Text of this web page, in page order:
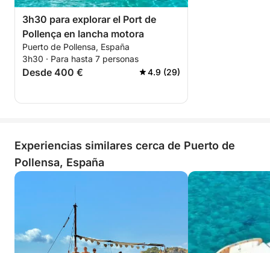
3h30 para explorar el Port de
Pollença en lancha motora
Puerto de Pollensa, España
3h30 · Para hasta 7 personas
Desde 400 € 4.9 (29)
Experiencias similares cerca de Puerto de
Pollensa, España